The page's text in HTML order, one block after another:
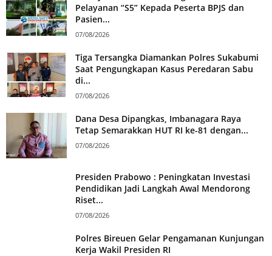
Pelayanan “S5” Kepada Peserta BPJS dan
Pasien...
07/08/2026
Tiga Tersangka Diamankan Polres Sukabumi
Saat Pengungkapan Kasus Peredaran Sabu
di...
07/08/2026
Dana Desa Dipangkas, Imbanagara Raya
Tetap Semarakkan HUT RI ke-81 dengan...
07/08/2026
Presiden Prabowo : Peningkatan Investasi
Pendidikan Jadi Langkah Awal Mendorong
Riset...
07/08/2026
Polres Bireuen Gelar Pengamanan Kunjungan
Kerja Wakil Presiden RI